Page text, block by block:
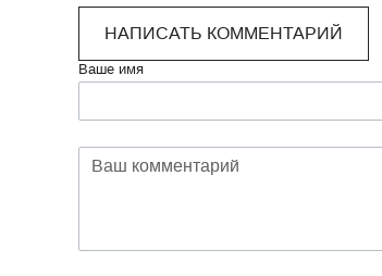
НАПИСАТЬ КОММЕНТАРИЙ
Ваше имя